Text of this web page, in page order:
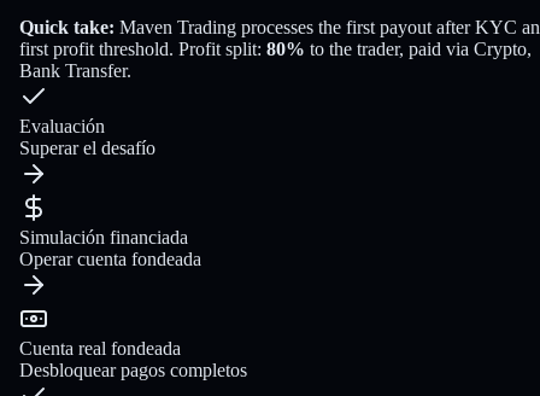
Quick take: Maven Trading processes the first payout after KYC
first profit threshold. Profit split: 80% to the trader, paid via Crypto,
Bank Transfer.
Evaluación
Superar el desafío
Simulación financiada
Operar cuenta fondeada
Cuenta real fondeada
Desbloquear pagos completos